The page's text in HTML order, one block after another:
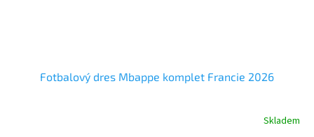
Fotbalový dres Mbappe komplet Francie 2026
Skladem